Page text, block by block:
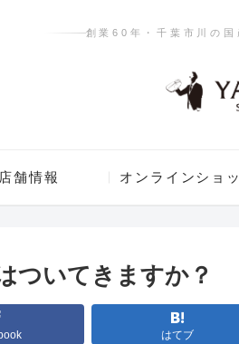
創業60年・千葉市川の
店舗情報 オンラインショ
ついてきますか？
はてブ